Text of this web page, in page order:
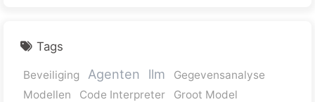
Tags
Beveiliging Agenten llm
Gegevensanalyse
Modellen
Code Interpreter
Groot Model